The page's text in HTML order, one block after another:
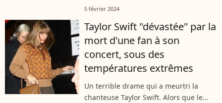
4 février 2024. Parmi les moments forts
réalisé en présence d'une...
5 février 2024
Taylor Swift "dévastée" par la
mort d'une fan à son
concert, sous des
températures extrêmes
Un terrible drame qui a meurtri la
chanteuse Taylor Swift. Alors que le